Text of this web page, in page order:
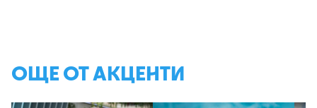
ОЩЕ ОТ АКЦЕНТИ